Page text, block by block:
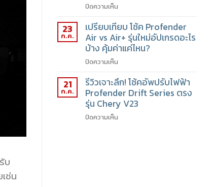
บ
ช่น
ปิดความเห็น
23
ก.ค.
เปรียบเทียบ โช้ค Profender
Air vs Air+ รุ่นใหม่อัปเกรดอะไร
บ้าง คุ้มค่าแค่ไหน?
ปิดความเห็น
21
ก.ค.
รีวิวเจาะลึก! โช้คอัพปรับไฟฟ้า
Profender Drift Series ตรง
รุ่น Chery V23
ปิดความเห็น